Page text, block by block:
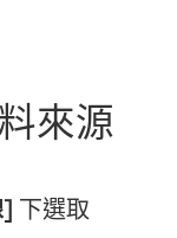
來源
下選取